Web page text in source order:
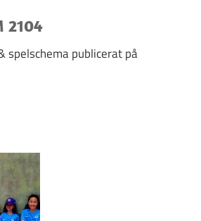
2104
spelschema publicerat på